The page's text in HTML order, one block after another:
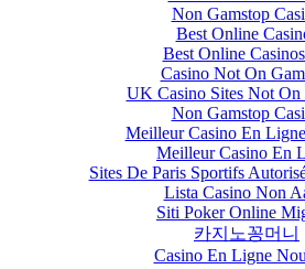
Non Gamstop
Best Online
Best Online
Casino Not On
UK Casino Sites Not On
Non Gamstop
Meilleur Casino En
Meilleur Casino En
Sites De Paris Sportifs
Lista Casino Non
Siti Poker Online
카지노꽁머니
Casino En Ligne